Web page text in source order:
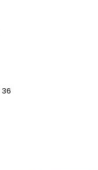
36